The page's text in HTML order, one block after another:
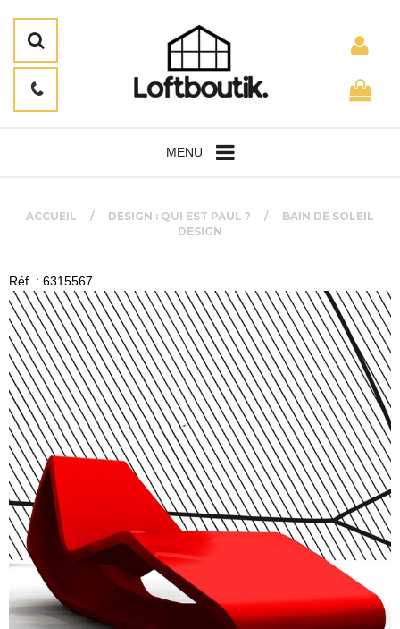
MENU
ACCUEIL DESIGN : QUI EST PAUL ?
BAIN DE SOLEIL
DESIGN
Réf. : 6315567